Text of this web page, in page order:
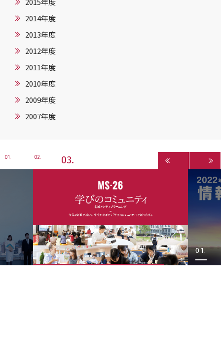
2014年度
2013年度
2012年度
2011年度
2010年度
2009年度
2007年度
1 2 3